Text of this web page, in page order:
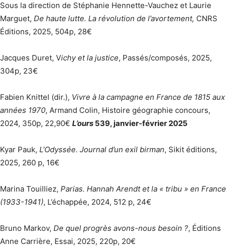
Sous la direction de Stéphanie Hennette-Vauchez et Laurie
Marguet, De haute lutte. La révolution de l’avortement, CNRS
Éditions, 2025, 504p, 28€
Jacques Duret, Vichy et la justice, Passés/composés, 2025,
304p, 23€
Fabien Knittel (dir.), Vivre à la campagne en France de 1815 aux
années 1970, Armand Colin, Histoire géographie concours,
2024, 350p, 22,90€ L’ours 539, janvier-février 2025
Kyar Pauk, L’Odyssée. Journal d’un exil birman, Sikit éditions,
2025, 260 p, 16€
Marina Touilliez, Parias. Hannah Arendt et la « tribu » en France
(1933-1941), L’échappée, 2024, 512 p, 24€
Bruno Markov, De quel progrès avons-nous besoin ?, Éditions
Anne Carrière, Essai, 2025, 220p, 20€